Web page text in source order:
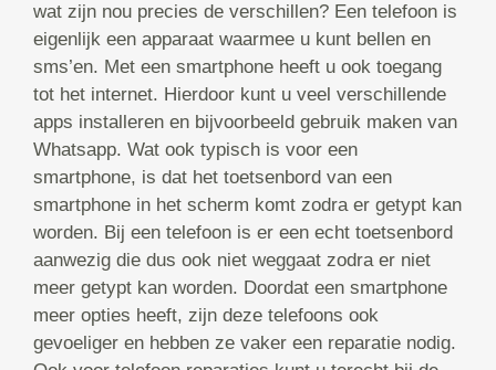
wat zijn nou precies de verschillen? Een telefoon is
eigenlijk een apparaat waarmee u kunt bellen en
sms’en. Met een smartphone heeft u ook toegang
tot het internet. Hierdoor kunt u veel verschillende
apps installeren en bijvoorbeeld gebruik maken van
Whatsapp. Wat ook typisch is voor een
smartphone, is dat het toetsenbord van een
smartphone in het scherm komt zodra er getypt kan
worden. Bij een telefoon is er een echt toetsenbord
aanwezig die dus ook niet weggaat zodra er niet
meer getypt kan worden. Doordat een smartphone
meer opties heeft, zijn deze telefoons ook
gevoeliger en hebben ze vaker een reparatie nodig.